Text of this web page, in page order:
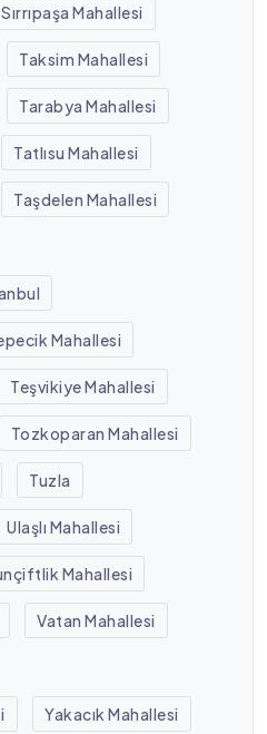
Sırrıpaşa Mahallesi
Taksim Mahallesi
Tarabya Mahallesi
Tatlısu Mahallesi
Taşdelen Mahallesi
Mahallesi
Teşvikiye Mahallesi
Tozkoparan Mahallesi
Tuzla
Ulaşlı Mahallesi
Mahallesi
Vatan Mahallesi
Yakacık Mahallesi